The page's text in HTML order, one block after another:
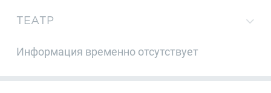
ТЕАТР
Информация временно отсутствует